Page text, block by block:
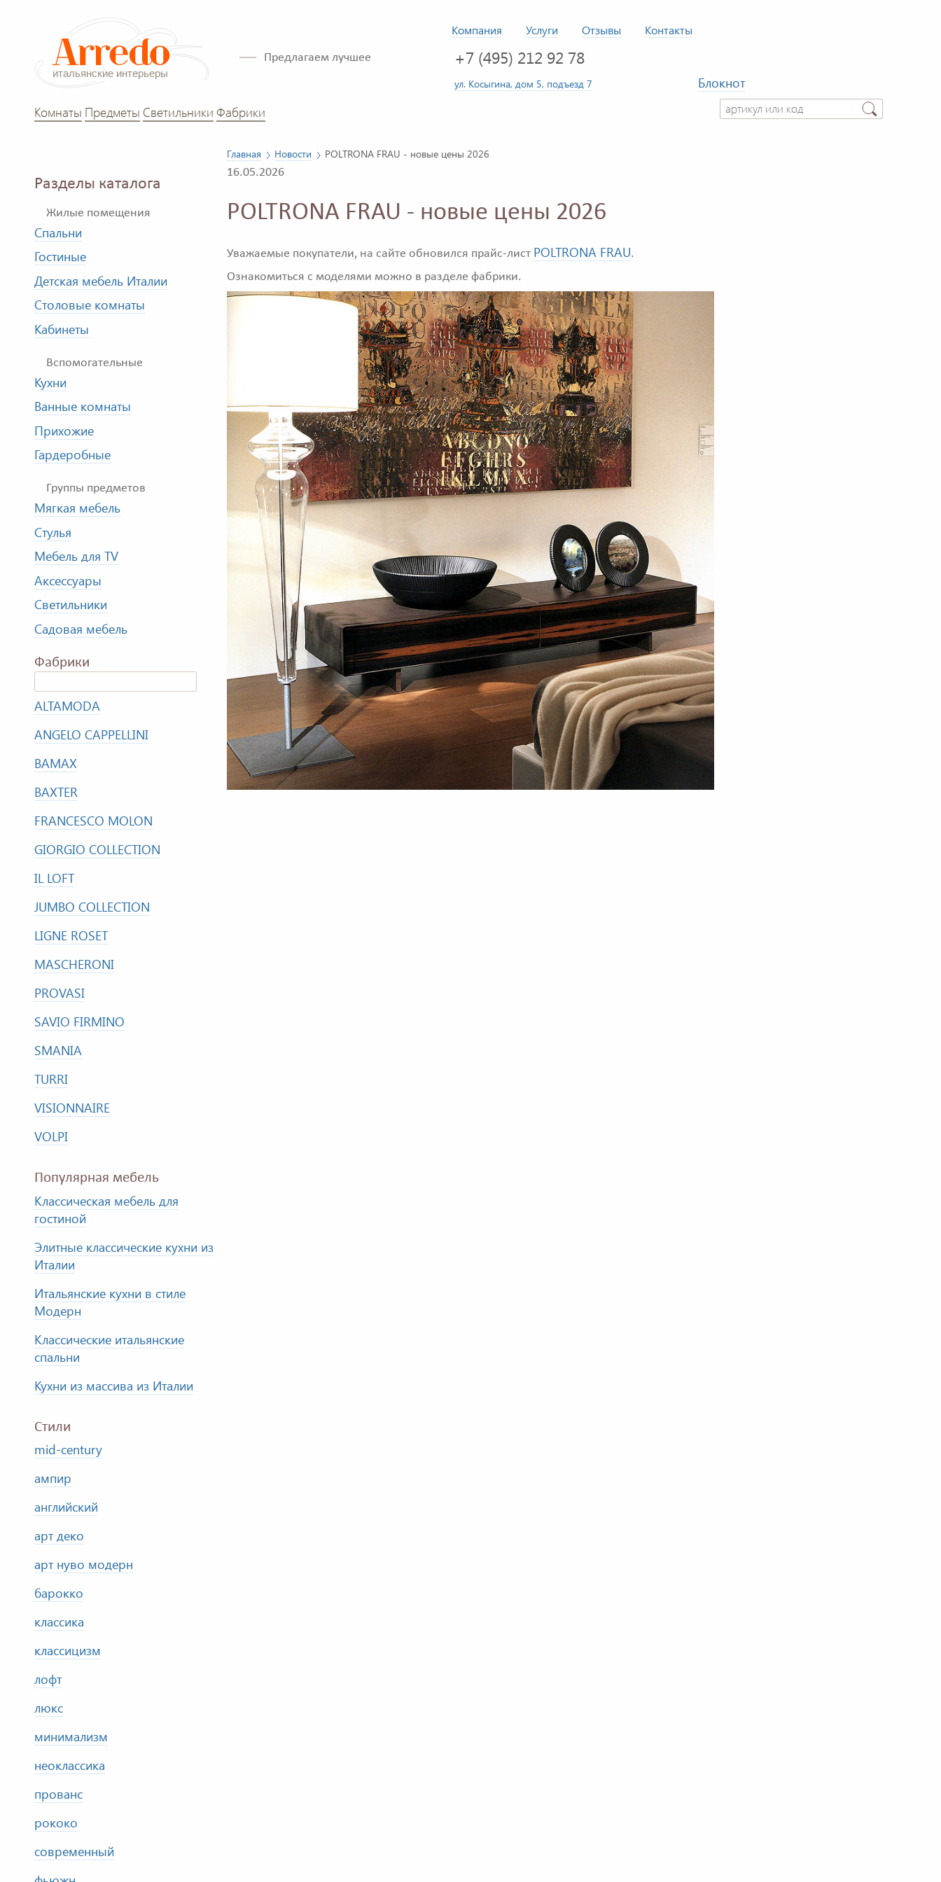
Компания Услуги Отзывы Контакты
Предлагаем лучшее +7 (495) 212 92 78
ул. Косыгина, дом 5, подъезд 7
Блокнот
Комнаты Предметы Светильники Фабрики
Разделы каталога
Жилые помещения
Спальни
Гостиные
Детская мебель Италии
Столовые комнаты
Кабинеты
Вспомогательные
Кухни
Ванные комнаты
Прихожие
Гардеробные
Группы предметов
Мягкая мебель
Стулья
Мебель для TV
Аксессуары
Светильники
Садовая мебель
Фабрики
ALTAMODA
ANGELO CAPPELLINI
BAMAX
BAXTER
FRANCESCO MOLON
GIORGIO COLLECTION
IL LOFT
JUMBO COLLECTION
LIGNE ROSET
MASCHERONI
PROVASI
SAVIO FIRMINO
SMANIA
TURRI
VISIONNAIRE
VOLPI
Популярная мебель
Классическая мебель для
гостиной
Элитные классические кухни из
Италии
Итальянские кухни в стиле
Модерн
Классические итальянские
спальни
Кухни из массива из Италии
Стили
mid-century
ампир
английский
арт деко
арт нуво модерн
барокко
классика
классицизм
лофт
люкс
минимализм
неоклассика
прованс
рококо
современный
Главная Новости
POLTRONA FRAU - новые цены 2026
16.05.2026
POLTRONA FRAU - новые цены 2026
Уважаемые покупатели, на сайте обновился прайс-лист POLTRONA FRAU.
Ознакомиться с моделями можно в разделе фабрики.